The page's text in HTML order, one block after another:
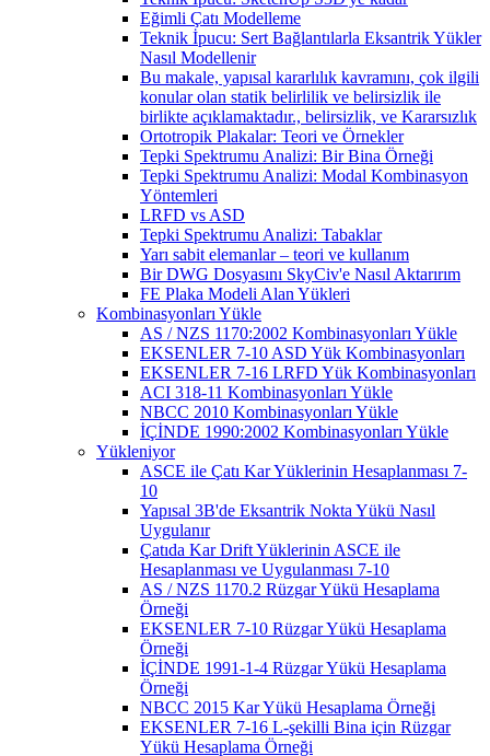
Eğimli Çatı Modelleme
Teknik İpucu: Sert Bağlantılarla Eksantrik Yükler
Nasıl Modellenir
Bu makale, yapısal kararlılık kavramını, çok ilgili
konular olan statik belirlilik ve belirsizlik ile
birlikte açıklamaktadır., belirsizlik, ve Kararsızlık
Ortotropik Plakalar: Teori ve Örnekler
Tepki Spektrumu Analizi: Bir Bina Örneği
Tepki Spektrumu Analizi: Modal Kombinasyon
Yöntemleri
LRFD vs ASD
Tepki Spektrumu Analizi: Tabaklar
Yarı sabit elemanlar – teori ve kullanım
Bir DWG Dosyasını SkyCiv'e Nasıl Aktarırım
FE Plaka Modeli Alan Yükleri
Kombinasyonları Yükle
AS / NZS 1170:2002 Kombinasyonları Yükle
EKSENLER 7-10 ASD Yük Kombinasyonları
EKSENLER 7-16 LRFD Yük Kombinasyonları
ACI 318-11 Kombinasyonları Yükle
NBCC 2010 Kombinasyonları Yükle
İÇİNDE 1990:2002 Kombinasyonları Yükle
Yükleniyor
ASCE ile Çatı Kar Yüklerinin Hesaplanması 7-
10
Yapısal 3B'de Eksantrik Nokta Yükü Nasıl
Uygulanır
Çatıda Kar Drift Yüklerinin ASCE ile
Hesaplanması ve Uygulanması 7-10
AS / NZS 1170.2 Rüzgar Yükü Hesaplama
Örneği
EKSENLER 7-10 Rüzgar Yükü Hesaplama
Örneği
İÇİNDE 1991-1-4 Rüzgar Yükü Hesaplama
Örneği
NBCC 2015 Kar Yükü Hesaplama Örneği
EKSENLER 7-16 L-şekilli Bina için Rüzgar
Yükü Hesaplama Örneği